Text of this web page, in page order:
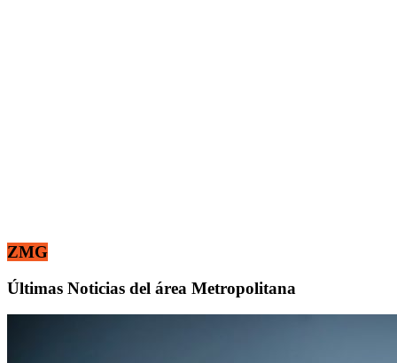
ZMG
Últimas Noticias del área Metropolitana